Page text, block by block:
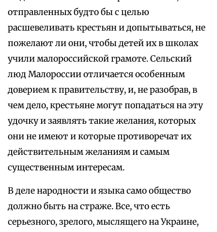
отправленных будто бы с целью
расшевеливать крестьян и допытываться, не
пожелают ли они, чтобы детей их в школах
учили малороссийской грамоте. Сельский
люд Малороссии отличается особенным
доверием к правительству, и, не разобрав, в
чем дело, крестьяне могут попадаться на эту
удочку и заявлять такие желания, которых
они не имеют и которые противоречат их
действительным желаниям и самым
существенным интересам.
В деле народности и языка само общество
должно быть на страже. Все, что есть
серьезного, зрелого, мыслящего на Украине,